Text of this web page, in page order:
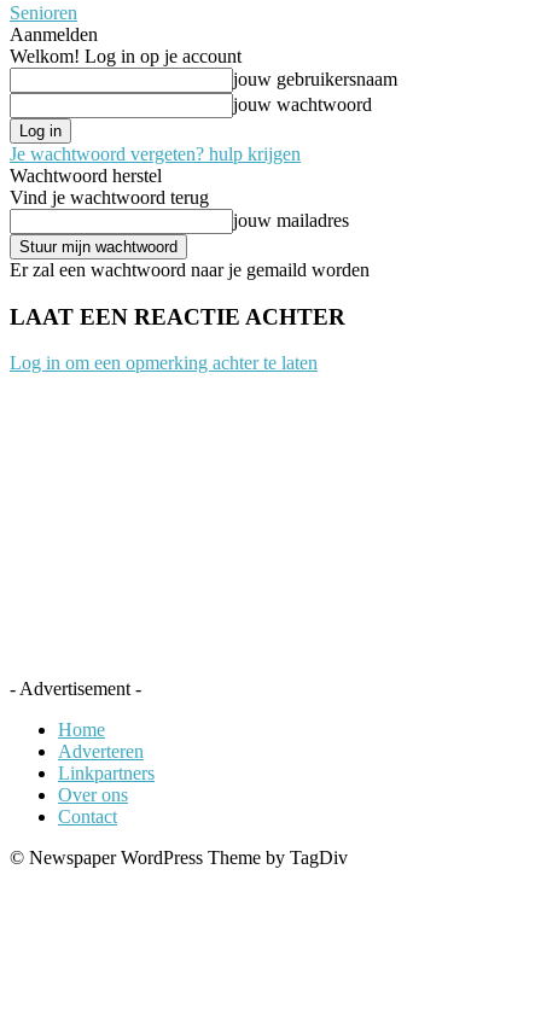
Senioren
Aanmelden
Welkom! Log in op je account
jouw gebruikersnaam
jouw wachtwoord
Je wachtwoord vergeten? hulp krijgen
Wachtwoord herstel
Vind je wachtwoord terug
jouw mailadres
Er zal een wachtwoord naar je gemaild worden
LAAT EEN REACTIE ACHTER
Log in om een opmerking achter te laten
- Advertisement -
Home
Adverteren
Linkpartners
Over ons
Contact
© Newspaper WordPress Theme by TagDiv